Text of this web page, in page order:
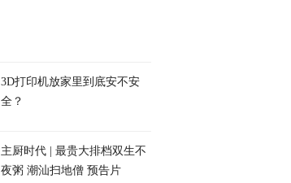
3D打印机放家里到底安不安
全？
主厨时代 | 最贵大排档双生不
夜粥 潮汕扫地僧 预告片